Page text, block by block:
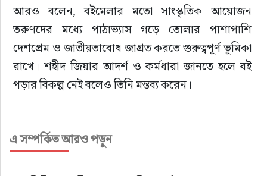
আরও বলেন, বইমেলার মতো সাংস্কৃতিক আয়োজন
তরুণদের মধ্যে পাঠাভ্যাস গড়ে তোলার পাশাপাশি
দেশপ্রেম ও জাতীয়তাবোধ জাগ্রত করতে গুরুত্বপূর্ণ ভূমিকা
রাখে। শহীদ জিয়ার আদর্শ ও কর্মধারা জানতে হলে বই
পড়ার বিকল্প নেই বলেও তিনি মন্তব্য করেন।
ভারপ্রাপ্ত সাধারণ সম্পাদক মাজহারুল ইসলাম মেননের
এ সম্পর্কিত আরও পড়ুন